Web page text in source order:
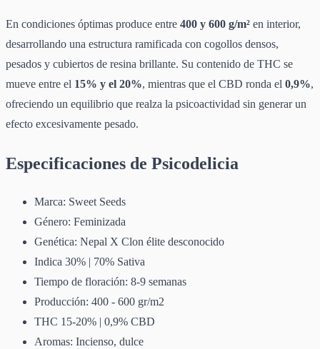
En condiciones óptimas produce entre 400 y 600 g/m² en interior,
desarrollando una estructura ramificada con cogollos densos,
pesados y cubiertos de resina brillante. Su contenido de THC se
mueve entre el 15% y el 20%, mientras que el CBD ronda el 0,9%,
ofreciendo un equilibrio que realza la psicoactividad sin generar un
efecto excesivamente pesado.
Especificaciones de Psicodelicia
Marca: Sweet Seeds
Género: Feminizada
Genética: Nepal X Clon élite desconocido
Indica 30% | 70% Sativa
Tiempo de floración: 8-9 semanas
Producción: 400 - 600 gr/m2
THC 15-20% | 0,9% CBD
Aromas: Incienso, dulce